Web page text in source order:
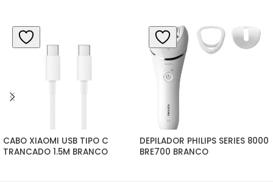
CABO XIAOMI USB TIPO C
TRANCADO 1.5M BRANCO
DEPILADOR PHILIPS SERIES 8000
BRE700 BRANCO